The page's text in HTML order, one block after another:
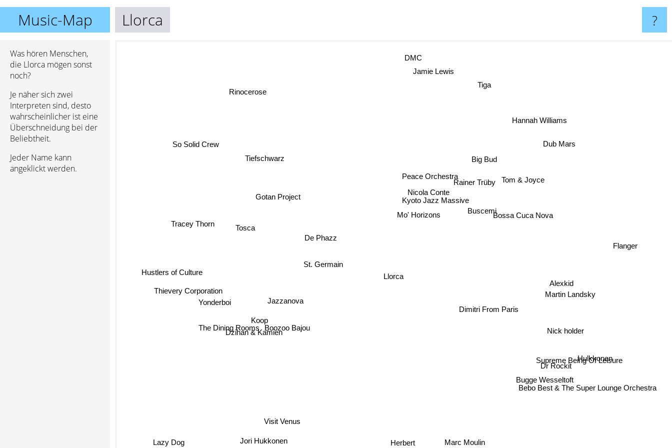
Music-Map Llorca ?
Was hören Menschen,
die Llorca mögen sonst
noch?
Je näher sich zwei
Interpreten sind, desto
wahrscheinlicher ist eine
Überschneidung bei der
Beliebtheit.
Jeder Name kann
angeklickt werden.
Llorca
St. Germain
Mo' Horizons
De Phazz
Gotan Project Kyoto Jazz Massive
Dimitri From Paris
Jazzanova
Peace Orchestra
Bossa Cuca Nova
Big Bud
Rainer Trüby
Boozoo Bajou
Nicola Conte
Tom & Joyce
Alexkid
Herbert
Nick holder
Buscemi
Koop
Tosca
Dr Rockit
Thievery Corporation
Supreme Being Of Leisure
Visit Venus
The Dining Rooms
Marc Moulin
Bugge Wesseltoft
Martin Landsky
Tiga
Hannah Williams
Hustlers of Culture
Jori Hukkonen
Hulkkonen
Dub Mars
Jamie Lewis
Lazy Dog
Bebo Best & The Super Lounge Orchestra
Flanger
DMC
So Solid Crew